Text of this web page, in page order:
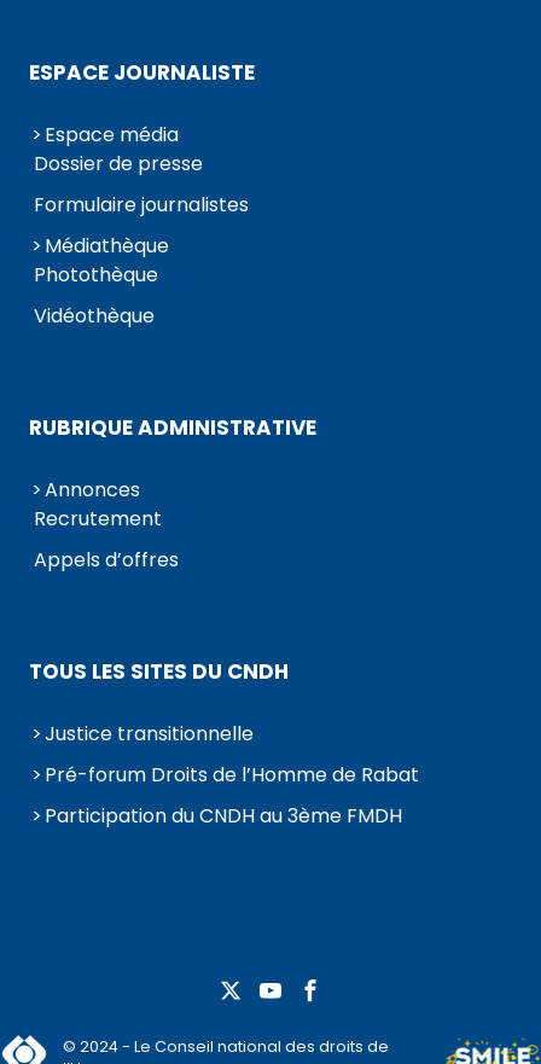
ESPACE JOURNALISTE
Espace média
Dossier de presse
Formulaire journalistes
Médiathèque
Photothèque
Vidéothèque
RUBRIQUE ADMINISTRATIVE
Annonces
Recrutement
Appels d’offres
TOUS LES SITES DU CNDH
Justice transitionnelle
Pré-forum Droits de l’Homme de Rabat
Participation du CNDH au 3ème FMDH
© 2024 - Le Conseil national des droits de